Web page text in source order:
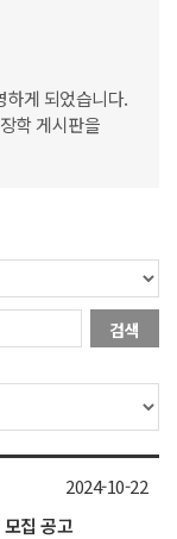
하게 되었습니다.
학 게시판을
검색
집 공고
2024-10-22